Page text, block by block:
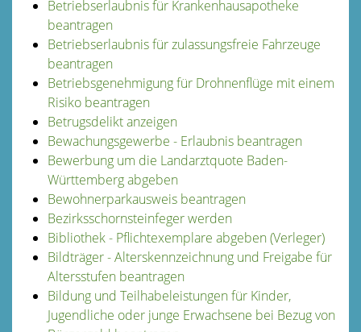
Betriebserlaubnis für Krankenhausapotheke
beantragen
Betriebserlaubnis für zulassungsfreie Fahrzeuge
beantragen
Betriebsgenehmigung für Drohnenflüge mit einem
Risiko beantragen
Betrugsdelikt anzeigen
Bewachungsgewerbe - Erlaubnis beantragen
Bewerbung um die Landarztquote Baden-
Württemberg abgeben
Bewohnerparkausweis beantragen
Bezirksschornsteinfeger werden
Bibliothek - Pflichtexemplare abgeben (Verleger)
Bildträger - Alterskennzeichnung und Freigabe für
Altersstufen beantragen
Bildung und Teilhabeleistungen für Kinder,
Jugendliche oder junge Erwachsene bei Bezug von